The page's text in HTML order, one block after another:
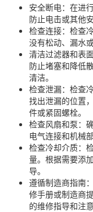
安全断电：在进
防止电击或其他
检查连接：检查
没有松动、漏水
清洁过滤器和表
防止堵塞和降低
清洁。
检查泄漏：检查
找出泄漏的位置
件或紧固螺栓。
检查风扇和泵：
电气连接和机械
检查冷却介质：
量。根据需要添
导。
遵循制造商指南
修手册或制造商
的维修指导和注意